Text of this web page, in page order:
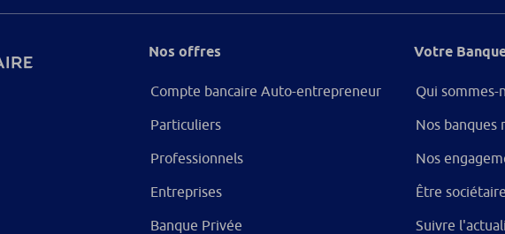
Nos offres
Compte bancaire Auto-entrepreneur
Particuliers
Professionnels
Entreprises
Banque Privée
Votre
Qui sommes-
Nos banques
Nos
Être sociétaire
Suivre